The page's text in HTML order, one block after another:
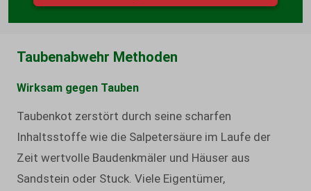
Taubenabwehr Methoden
Wirksam gegen Tauben
Taubenkot zerstört durch seine scharfen
Inhaltsstoffe wie die Salpetersäure im Laufe der
Zeit wertvolle Baudenkmäler und Häuser aus
Sandstein oder Stuck. Viele Eigentümer,